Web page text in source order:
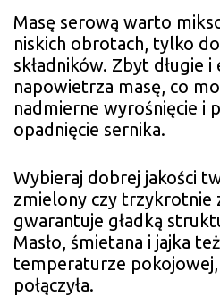
Masę serową warto
niskich obrotach, tylko do
składników. Zbyt długie
napowietrza masę, co
nadmierne wyrośnięcie i
opadnięcie sernika.
Wybieraj dobrej jakości
zmielony czy trzykrotnie
gwarantuje gładką
Masło, śmietana i jajka
temperaturze pokojowej,
połączyła.